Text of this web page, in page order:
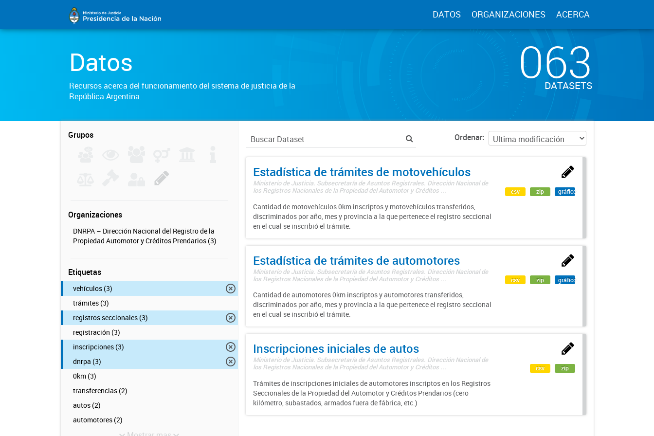
DATOS ORGANIZACIONES ACERCA
Datos
Recursos acerca del funcionamiento del sistema de justicia de la
República Argentina.
063
DATASETS
Grupos
Organizaciones
DNRPA – Dirección Nacional del Registro de la
Propiedad Automotor y Créditos Prendarios (3)
Etiquetas
vehículos (3)
trámites (3)
registros seccionales (3)
registración (3)
inscripciones (3)
dnrpa (3)
0km (3)
transferencias (2)
autos (2)
automotores (2)
Ordenar
Estadística de trámites de motovehículos
Ministerio de Justicia. Subsecretaría de Asuntos Registrales. Dirección Nacional de
los Registros Nacionales de la Propiedad del Automotor y Créditos ...
Cantidad de motovehículos 0km inscriptos y motovehículos transferidos,
discriminados por año, mes y provincia a la que pertenece el registro seccional
en el cual se inscribió el trámite.
csv zip gráfico
Estadística de trámites de automotores
Ministerio de Justicia. Subsecretaría de Asuntos Registrales. Dirección Nacional de
los Registros Nacionales de la Propiedad del Automotor y Créditos ...
Cantidad de automotores 0km inscriptos y automotores transferidos,
discriminados por año, mes y provincia a la que pertenece el registro seccional
en el cual se inscribió el trámite.
csv zip gráfico
Inscripciones iniciales de autos
Ministerio de Justicia. Subsecretaría de Asuntos Registrales. Dirección Nacional de
los Registros Nacionales de la Propiedad del Automotor y Créditos ...
Trámites de inscripciones iniciales de automotores inscriptos en los Registros
Seccionales de la Propiedad del Automotor y Créditos Prendarios (cero
kilómetro, subastados, armados fuera de fábrica, etc.)
csv zip